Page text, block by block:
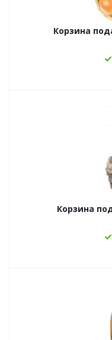
Корзина
Корзина